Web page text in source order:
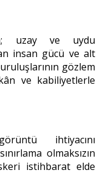
uzay ve uydu
insan gücü ve alt
gözlem
ve kabiliyetlerle
ihtiyacını
olmaksızın
istihbarat elde